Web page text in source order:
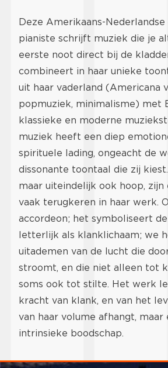
Deze Amerikaans-
pianiste schrijft muziek die je
eerste noot direct bij de
combineert in haar unieke
uit haar vaderland (Americana
popmuziek, minimalisme) met
klassieke en moderne
muziek heeft een diep
spirituele lading, ongeacht de
dissonante toontaal die zij
maar uiteindelijk ook hoop,
vaak terugkeren in haar werk.
accordeon; het symboliseert
letterlijk als klanklichaam; we
uitademen van de lucht die
stroomt, en die niet alleen tot
soms ook tot stilte. Het werk
kracht van klank, en van het
van haar volume afhangt, maar
intrinsieke boodschap.